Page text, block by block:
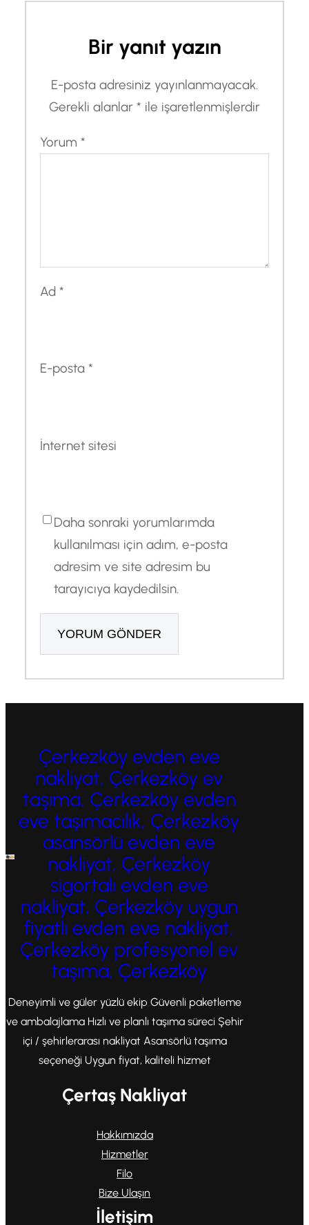
Bir yanıt yazın
E-posta adresiniz yayınlanmayacak.
Gerekli alanlar * ile işaretlenmişlerdir
Yorum *
Ad *
E-posta *
İnternet sitesi
Daha sonraki yorumlarımda
kullanılması için adım, e-posta
adresim ve site adresim bu
tarayıcıya kaydedilsin.
Çerkezköy evden eve
nakliyat, Çerkezköy ev
taşıma, Çerkezköy evden
eve taşımacılık, Çerkezköy
asansörlü evden eve
nakliyat, Çerkezköy
sigortalı evden eve
nakliyat, Çerkezköy uygun
fiyatlı evden eve nakliyat,
Çerkezköy profesyonel ev
taşıma, Çerkezköy
Deneyimli ve güler yüzlü ekip Güvenli paketleme
ve ambalajlama Hızlı ve planlı taşıma süreci Şehir
içi / şehirlerarası nakliyat Asansörlü taşıma
seçeneği Uygun fiyat, kaliteli hizmet
Çertaş Nakliyat
Hakkımızda
Hizmetler
Filo
Bize Ulaşın
İletişim